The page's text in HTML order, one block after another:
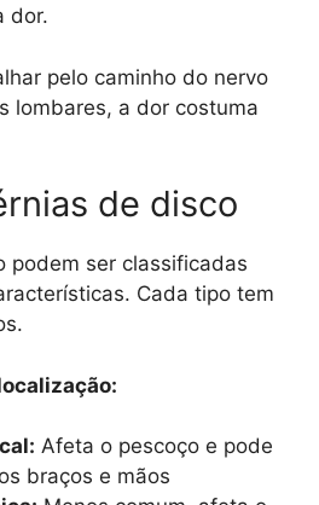
dor.
pelo caminho do nervo
lombares, a dor costuma
de disco
podem ser classificadas
Cada tipo tem
Afeta o pescoço e pode
braços e mãos